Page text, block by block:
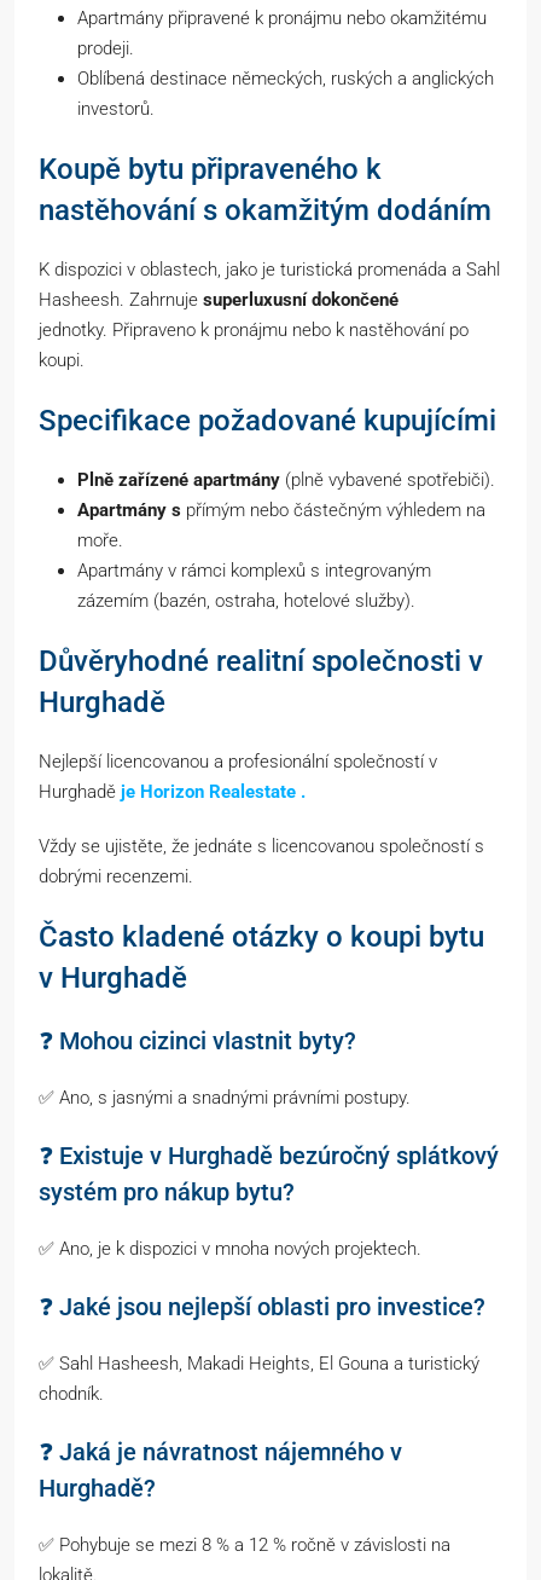
Apartmány připravené k pronájmu nebo okamžitému
prodeji.
Oblíbená destinace německých, ruských a anglických
investorů.
Koupě bytu připraveného k
nastěhování s okamžitým dodáním
K dispozici v oblastech, jako je turistická promenáda a Sahl
Hasheesh. Zahrnuje superluxusní dokončené
jednotky. Připraveno k pronájmu nebo k nastěhování po
koupi.
Specifikace požadované kupujícími
Plně zařízené apartmány (plně vybavené spotřebiči).
Apartmány s přímým nebo částečným výhledem na
moře.
Apartmány v rámci komplexů s integrovaným
zázemím (bazén, ostraha, hotelové služby).
Důvěryhodné realitní společnosti v
Hurghadě
Nejlepší licencovanou a profesionální společností v
Hurghadě je Horizon Realestate .
Vždy se ujistěte, že jednáte s licencovanou společností s
dobrými recenzemi.
Často kladené otázky o koupi bytu
v Hurghadě
❓ Mohou cizinci vlastnit byty?
✅ Ano, s jasnými a snadnými právními postupy.
❓ Existuje v Hurghadě bezúročný splátkový
systém pro nákup bytu?
✅ Ano, je k dispozici v mnoha nových projektech.
❓ Jaké jsou nejlepší oblasti pro investice?
✅ Sahl Hasheesh, Makadi Heights, El Gouna a turistický
chodník.
❓ Jaká je návratnost nájemného v
Hurghadě?
✅ Pohybuje se mezi 8 % a 12 % ročně v závislosti na
lokalitě.